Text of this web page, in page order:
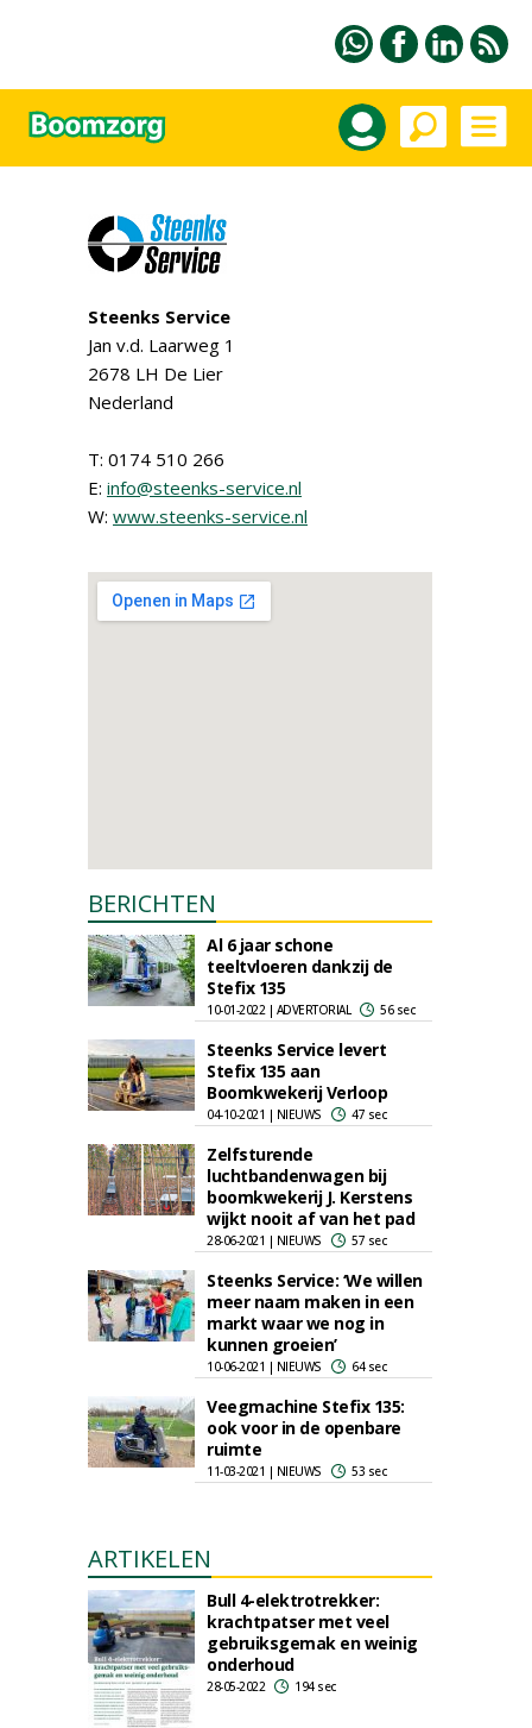
Steenks Service
Jan v.d. Laarweg 1
2678 LH De Lier
Nederland
T: 0174 510 266
E: info@steenks-service.nl
W: www.steenks-service.nl
BERICHTEN
Al 6 jaar schone
teeltvloeren dankzij de
Stefix 135
10-01-2022 | ADVERTORIAL 56 sec
Steenks Service levert
Stefix 135 aan
Boomkwekerij Verloop
04-10-2021 | NIEUWS 47 sec
Zelfsturende
luchtbandenwagen bij
boomkwekerij J. Kerstens
wijkt nooit af van het pad
28-06-2021 | NIEUWS 57 sec
Steenks Service: ‘We willen
meer naam maken in een
markt waar we nog in
kunnen groeien’
10-06-2021 | NIEUWS 64 sec
Veegmachine Stefix 135:
ook voor in de openbare
ruimte
11-03-2021 | NIEUWS 53 sec
ARTIKELEN
Bull 4-elektrotrekker:
krachtpatser met veel
gebruiksgemak en weinig
onderhoud
28-05-2022 194 sec